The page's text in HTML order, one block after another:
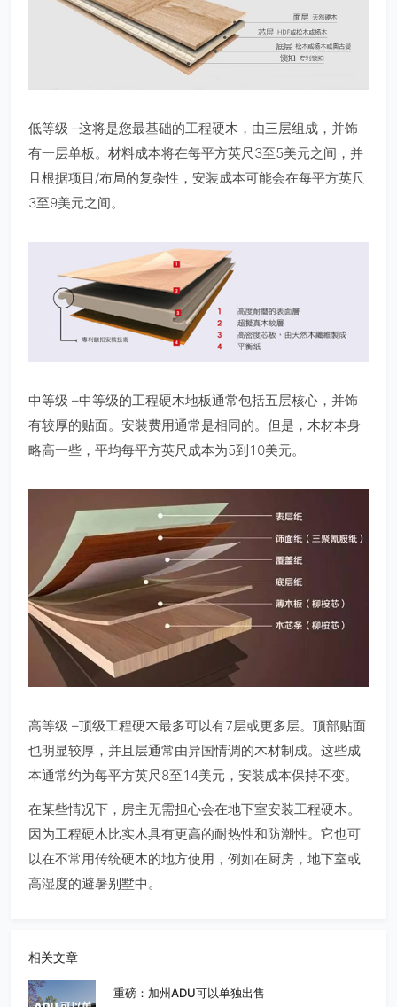
低等级 –这将是您最基础的工程硬木，由三层组成，并饰
有一层单板。材料成本将在每平方英尺3至5美元之间，并
且根据项目/布局的复杂性，安装成本可能会在每平方英尺
3至9美元之间。
中等级 –中等级的工程硬木地板通常包括五层核心，并饰
有较厚的贴面。安装费用通常是相同的。但是，木材本身
略高一些，平均每平方英尺成本为5到10美元。
高等级 –顶级工程硬木最多可以有7层或更多层。顶部贴面
也明显较厚，并且层通常由异国情调的木材制成。这些成
本通常约为每平方英尺8至14美元，安装成本保持不变。
在某些情况下，房主无需担心会在地下室安装工程硬木。
因为工程硬木比实木具有更高的耐热性和防潮性。它也可
以在不常用传统硬木的地方使用，例如在厨房，地下室或
高湿度的避暑别墅中。
相关文章
重磅：加州ADU可以单独出售